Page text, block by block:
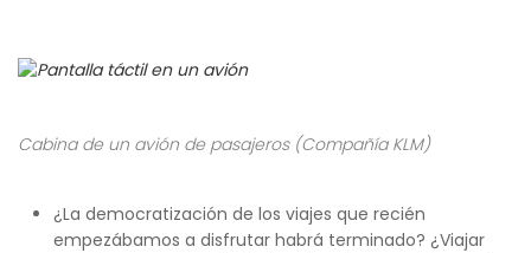
Cabina de un avión de pasajeros (Compañía KLM)
¿La democratización de los viajes que recién
empezábamos a disfrutar habrá terminado? ¿Viajar